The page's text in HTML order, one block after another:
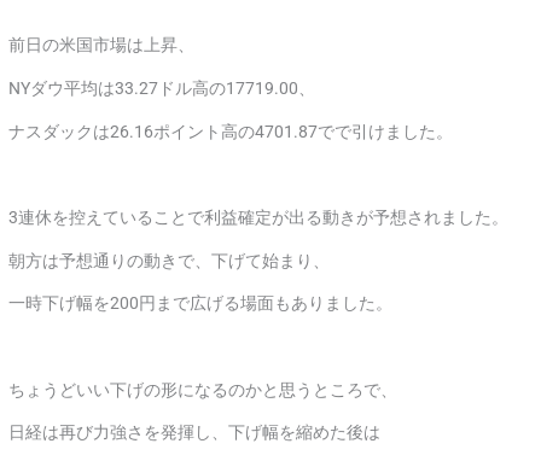
前日の米国市場は上昇、
NYダウ平均は33.27ドル高の17719.00、
ナスダックは26.16ポイント高の4701.87でで引けました。
3連休を控えていることで利益確定が出る動きが予想されました。
朝方は予想通りの動きで、下げて始まり、
一時下げ幅を200円まで広げる場面もありました。
ちょうどいい下げの形になるのかと思うところで、
日経は再び力強さを発揮し、下げ幅を縮めた後は